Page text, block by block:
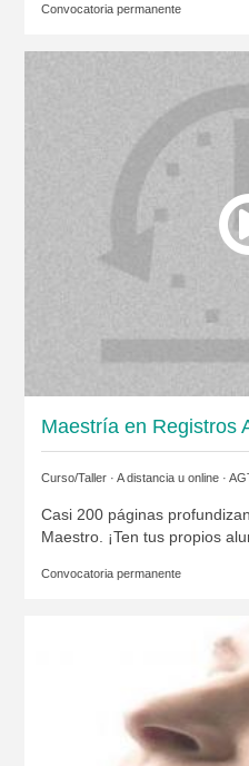
Convocatoria permanente
Maestría en Registros
Curso/Taller · A distancia u online ·
Casi 200 páginas
Maestro. ¡Ten tus propios
Convocatoria permanente